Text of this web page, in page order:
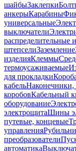
шайбыЗаклепки
анкерыКарабины
универсальные
выключатели
распределительные
штепселиЗаземление
изделияКлеммы
термоусаживаемые
для прокладки
кабельНаконечники,
коробовКабельный
оборудование
электрощитаШины
путевые, концевые
управления
преобразователи
автоматика